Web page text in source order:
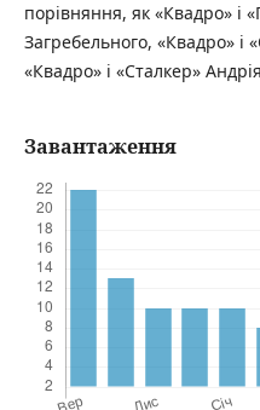
порівняння, як «Квадро» і
Загребельного, «Квадро» і
«Квадро» і «Сталкер»
Завантаження